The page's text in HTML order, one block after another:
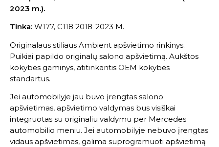
2023 m.).
Tinka: W177, C118 2018-2023 M.
Originalaus stiliaus Ambient apšvietimo rinkinys.
Puikiai papildo originalų salono apšvietimą. Aukštos
kokybės gaminys, atitinkantis OEM kokybės
standartus.
Jei automobilyje jau buvo įrengtas salono
apšvietimas, apšvietimo valdymas bus visiškai
integruotas su originaliu valdymu per Mercedes
automobilio meniu. Jei automobilyje nebuvo įrengtas
vidaus apšvietimas, galima suprogramuoti apšvietimą